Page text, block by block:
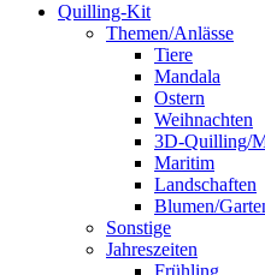
Quilling-Kit
Themen/Anlässe
Tiere
Mandala
Ostern
Weihnachten
3D-Quilling/
Maritim
Landschaften
Blumen/
Sonstige
Jahreszeiten